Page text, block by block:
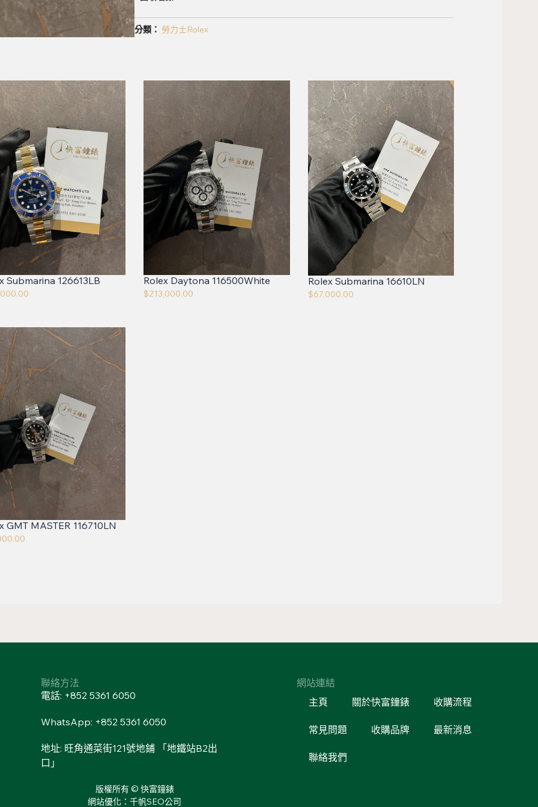
分類： 勞力士Rolex
Submarina 126613LB Rolex Daytona 116500White
$213,000.00
Rolex Submarina 16610LN
$67,000.00
GMT MASTER 116710LN
聯絡方法
電話: +852 5361 6050
WhatsApp: +852 5361 6050
地址: 旺角通菜街121號地鋪 「地鐵站B2出
口」
網站連結
主頁 關於快富鐘錶 收購流程
常見問題 收購品牌 最新消息
聯絡我們
版權所有 © 快富鐘錶
網站優化：千帆SEO公司